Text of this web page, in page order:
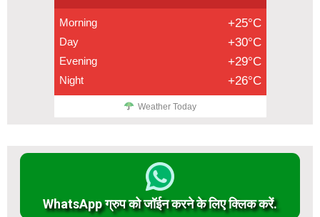
Morning +25°C
Day +30°C
Evening +29°C
Night +26°C
Weather Today
WhatsApp ग्रुप को जॉईन करने के लिए क्लिक करें.